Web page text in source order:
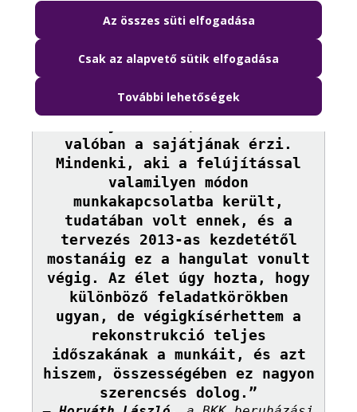
kijelenthető, hogy igazi
nem véletlen, hiszen az ország
millió magyart köt egy-egy
valóban a sajátjának érzi.
Mindenki, aki a felújítással
valamilyen módon
munkakapcsolatba került,
tudatában volt ennek, és a
tervezés 2013-as kezdetétől
mostanáig ez a hangulat vonult
végig. Az élet úgy hozta, hogy
különböző feladatkörökben
ugyan, de végigkísérhettem a
rekonstrukció teljes
időszakának a munkáit, és azt
hiszem, összességében ez nagyon
szerencsés dolog.”
Az összes süti elfogadása
Csak az alapvető sütik elfogadása
További lehetőségek